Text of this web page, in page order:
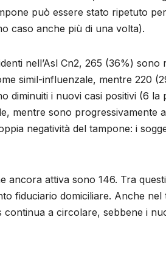
può essere stato ripetuto
caso anche più di una volta).
nell’Asl Cn2, 265 (36%)
simil-influenzale, mentre 220
diminuiti i nuovi casi positivi (6 la
mentre sono progressivamente
negatività del tampone: i
ancora attiva sono 146. Tra
fiduciario domiciliare. Anche
continua a circolare, sebbene i